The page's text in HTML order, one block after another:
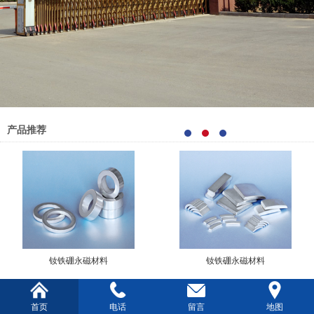
产品推荐
钕铁硼永磁材料 钕铁硼永磁材料
公司简介
首页 电话 留言 地图